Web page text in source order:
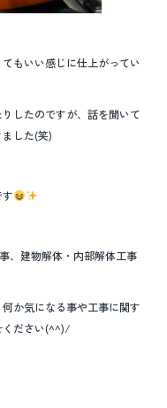
もいい感じに仕上がってい
したのですが、話を聞いて
した(笑)
、建物解体・内部解体工事
か気になる事や工事に関す
ください(^^)/